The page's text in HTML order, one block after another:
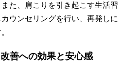
た、肩こりを引き起こす生活習
ウンセリングを行い、再発しに
善への効果と安心感